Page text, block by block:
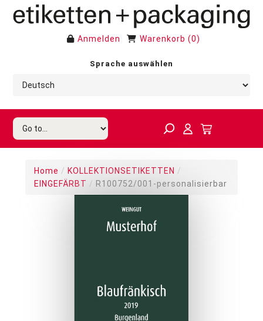
Anmelden Warenkorb (0)
Sprache auswählen
Home / KOLLEKTIONSETIKETTEN /
EINGEFÄRBT / R100752/001-personalisierbar